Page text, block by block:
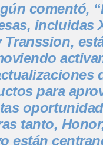
comentó,
incluidas
Transsion,
para
tanto,
están